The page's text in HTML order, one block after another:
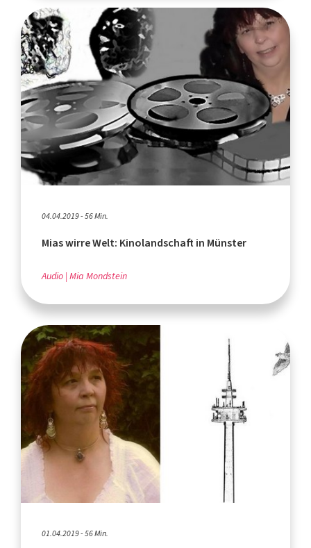
04.04.2019 - 56 Min.
Mias wirre Welt: Kinolandschaft in Münster
Audio Mia Mondstein
01.04.2019 - 56 Min.